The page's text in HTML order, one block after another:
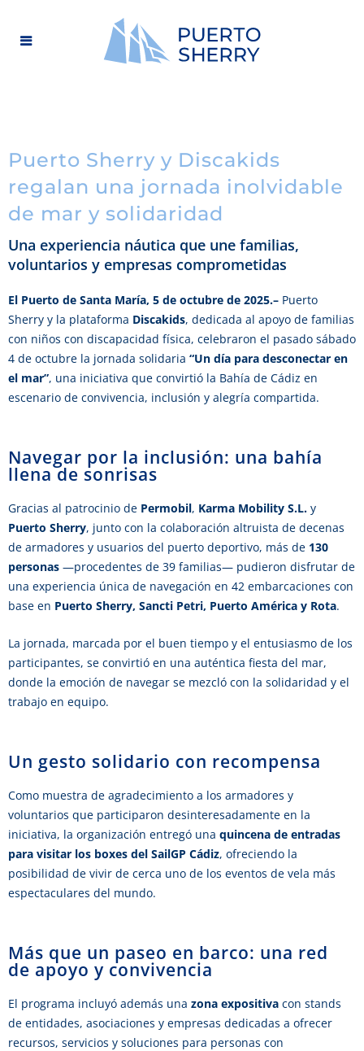
Puerto Sherry y Discakids
regalan una jornada inolvidable
de mar y solidaridad
Una experiencia náutica que une familias,
voluntarios y empresas comprometidas
El Puerto de Santa María, 5 de octubre de 2025.– Puerto
Sherry y la plataforma Discakids, dedicada al apoyo de familias
con niños con discapacidad física, celebraron el pasado sábado
4 de octubre la jornada solidaria “Un día para desconectar en
el mar”, una iniciativa que convirtió la Bahía de Cádiz en
escenario de convivencia, inclusión y alegría compartida.
Navegar por la inclusión: una bahía
llena de sonrisas
Gracias al patrocinio de Permobil, Karma Mobility S.L. y
Puerto Sherry, junto con la colaboración altruista de decenas
de armadores y usuarios del puerto deportivo, más de 130
personas —procedentes de 39 familias— pudieron disfrutar de
una experiencia única de navegación en 42 embarcaciones con
base en Puerto Sherry, Sancti Petri, Puerto América y Rota.
La jornada, marcada por el buen tiempo y el entusiasmo de los
participantes, se convirtió en una auténtica fiesta del mar,
donde la emoción de navegar se mezcló con la solidaridad y el
trabajo en equipo.
Un gesto solidario con recompensa
Como muestra de agradecimiento a los armadores y
voluntarios que participaron desinteresadamente en la
iniciativa, la organización entregó una quincena de entradas
para visitar los boxes del SailGP Cádiz, ofreciendo la
posibilidad de vivir de cerca uno de los eventos de vela más
espectaculares del mundo.
Más que un paseo en barco: una red
de apoyo y convivencia
El programa incluyó además una zona expositiva con stands
de entidades, asociaciones y empresas dedicadas a ofrecer
recursos, servicios y soluciones para personas con